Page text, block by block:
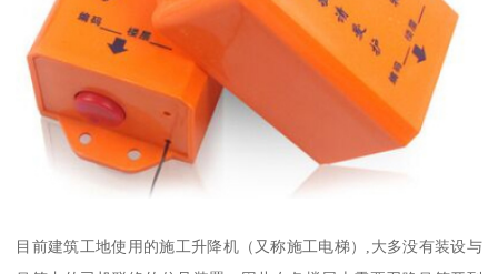
目前建筑工地使用的施工升降机（又称施工电梯）,大多没有装设与